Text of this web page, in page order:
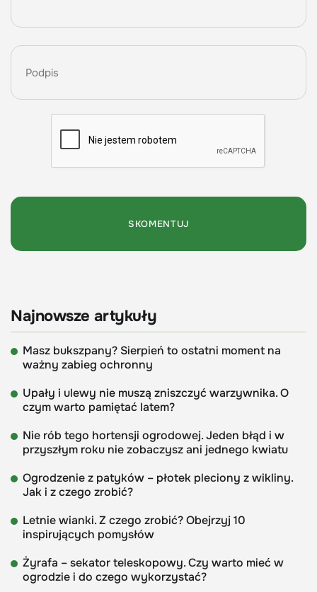
Najnowsze artykuły
Masz bukszpany? Sierpień to ostatni moment na
ważny zabieg ochronny
Upały i ulewy nie muszą zniszczyć warzywnika. O
czym warto pamiętać latem?
Nie rób tego hortensji ogrodowej. Jeden błąd i w
przyszłym roku nie zobaczysz ani jednego kwiatu
Ogrodzenie z patyków – płotek pleciony z wikliny.
Jak i z czego zrobić?
Letnie wianki. Z czego zrobić? Obejrzyj 10
inspirujących pomysłów
Żyrafa – sekator teleskopowy. Czy warto mieć w
ogrodzie i do czego wykorzystać?